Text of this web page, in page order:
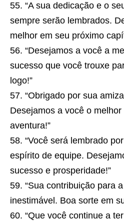
“A sua dedicação e o
sempre serão lembrados.
melhor em seu próximo
“Desejamos a você a
sucesso que você trouxe
logo!”
“Obrigado por sua
Desejamos a você o
aventura!”
“Você será lembrado
espírito de equipe.
sucesso e prosperidade!”
“Sua contribuição para
inestimável. Boa sorte em
“Que você continue a